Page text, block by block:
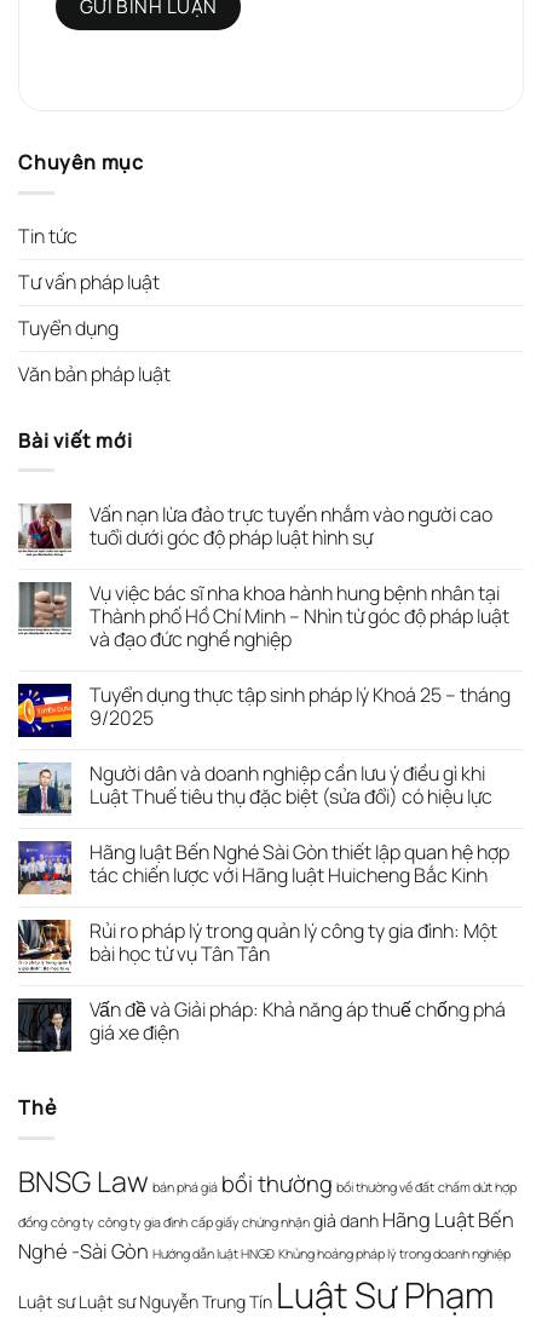
Chuyên mục
Tin tức
Tư vấn pháp luật
Tuyển dụng
Văn bản pháp luật
Bài viết mới
Vấn nạn lừa đảo trực tuyến nhắm vào người cao
tuổi dưới góc độ pháp luật hình sự
Vụ việc bác sĩ nha khoa hành hung bệnh nhân tại
Thành phố Hồ Chí Minh – Nhìn từ góc độ pháp luật
và đạo đức nghề nghiệp
Tuyển dụng thực tập sinh pháp lý Khoá 25 – tháng
9/2025
Người dân và doanh nghiệp cần lưu ý điều gì khi
Luật Thuế tiêu thụ đặc biệt (sửa đổi) có hiệu lực
Hãng luật Bến Nghé Sài Gòn thiết lập quan hệ hợp
tác chiến lược với Hãng luật Huicheng Bắc Kinh
Rủi ro pháp lý trong quản lý công ty gia đình: Một
bài học từ vụ Tân Tân
Vấn đề và Giải pháp: Khả năng áp thuế chống phá
giá xe điện
Thẻ
BNSG Law bán phá giá bồi thường bồi thường về đất chấm dứt hợp
đồng công ty công ty gia đình cấp giấy chứng nhận giả danh Hãng Luật Bến
Nghé -Sài Gòn Hướng dẫn luật HNGĐ Khủng hoảng pháp lý trong doanh nghiệp
Luật sư Luật sư Nguyễn Trung Tín Luật Sư Phạm